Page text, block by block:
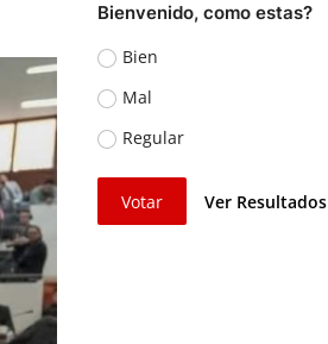
Bienvenido, como estas?
Bien
Mal
Regular
Votar Ver Resultados